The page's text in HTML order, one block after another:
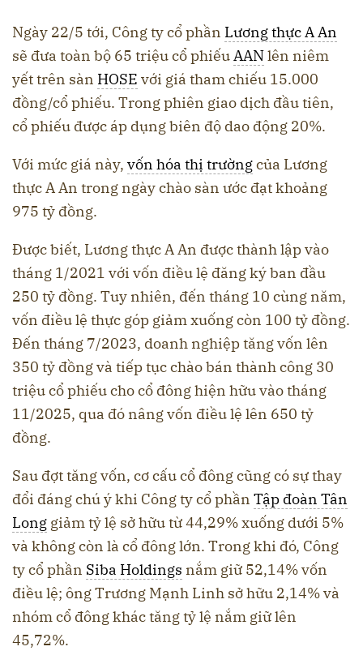
Ngày 22/5 tới, Công ty cổ phần Lương thực A An
sẽ đưa toàn bộ 65 triệu cổ phiếuAANlên niêm
yết trên sàn HOSE với giá tham chiếu 15.000
đồng/cổ phiếu. Trong phiên giao dịch đầu tiên,
cổ phiếu được áp dụng biên độ dao động 20%.
Với mức giá này, vốn hóa thị trườngcủa Lương
thực A An trong ngày chào sàn ước đạt khoảng
975 tỷ đồng.
Được biết, Lương thực A An được thành lập vào
tháng 1/2021 với vốn điều lệ đăng ký ban đầu
250 tỷ đồng. Tuy nhiên, đến tháng 10 cùng năm,
vốn điều lệ thực góp giảm xuống còn 100 tỷ đồng.
Đến tháng 7/2023, doanh nghiệp tăng vốn lên
350 tỷ đồng và tiếp tục chào bán thành công 30
triệu cổ phiếu cho cổ đông hiện hữu vào tháng
11/2025, qua đó nâng vốn điều lệ lên 650 tỷ
đồng.
Sau đợt tăng vốn, cơ cấu cổ đông cũng có sự thay
đổi đáng chú ý khi Công ty cổ phần Tập đoàn Tân
Long giảm tỷ lệ sở hữu từ 44,29% xuống dưới 5%
và không còn là cổ đông lớn. Trong khi đó, Công
ty cổ phần Siba Holdings nắm giữ 52,14% vốn
điều lệ; ông Trương Mạnh Linh sở hữu 2,14% và
nhóm cổ đông khác tăng tỷ lệ nắm giữ lên
45,72%.